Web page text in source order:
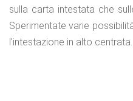
sulla carta intestata che
Sperimentate varie
l'intestazione in alto centrata.